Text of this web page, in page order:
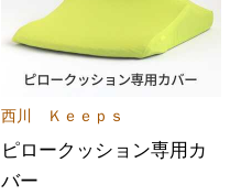
西川 Ｋｅｅｐｓ
ピロークッション専用カ
バー